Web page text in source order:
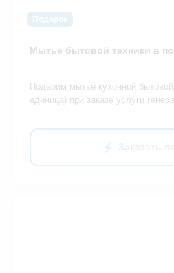
Подарок
Мытье бытовой техники в
Подарим мытье кухонной бытовой
единица) при заказе услуги
Заказать